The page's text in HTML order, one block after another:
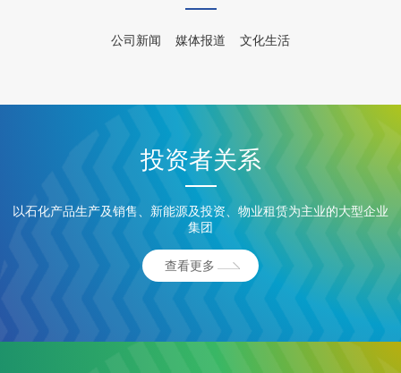
公司新闻 媒体报道 文化生活
投资者关系
以石化产品生产及销售、新能源及投资、物业租赁为主业的大型企业
集团
查看更多